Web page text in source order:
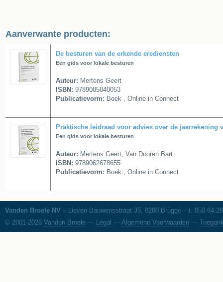
Aanverwante producten:
De besturen van de erkende erediensten
Een gids voor lokale besturen
Auteur: Mertens Geert
ISBN: 9789085840053
Publicatievorm: Boek , Online in Connect
Praktische leidraad voor advies over de jaarrekening
Een gids voor lokale besturen
Auteur: Mertens Geert, Van Dooren Bart
ISBN: 9789062678655
Publicatievorm: Boek , Online in Connect
Vanden Broele NV – Lieven Bauwensstraat 35, 8200 Brugge – t. 050 64
© 2001-2026 Vanden Broele — Legal — Algemene Voorwaarden —